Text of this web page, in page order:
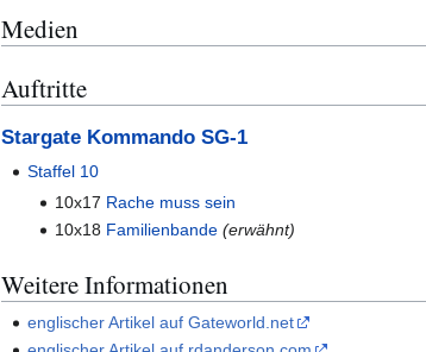
Medien
Auftritte
Stargate Kommando SG-1
Staffel 10
10x17 Rache muss sein
10x18 Familienbande (erwähnt)
Weitere Informationen
englischer Artikel auf Gateworld.net